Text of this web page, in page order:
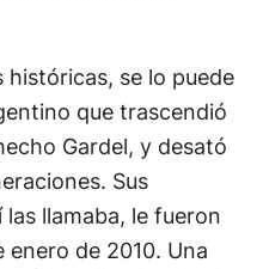
históricas, se lo puede
que trascendió
Gardel, y desató
Sus
las llamaba, le fueron
de 2010. Una